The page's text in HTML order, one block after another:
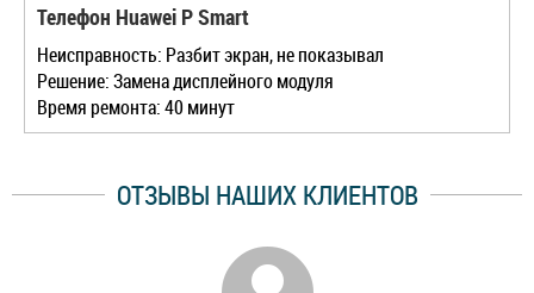
Телефон Huawei P Smart
Неисправность: Разбит экран, не показывал
Решение: Замена дисплейного модуля
Время ремонта: 40 минут
ОТЗЫВЫ НАШИХ КЛИЕНТОВ